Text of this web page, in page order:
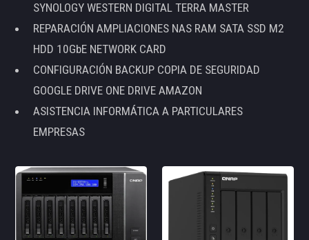
SYNOLOGY WESTERN DIGITAL TERRA MASTER
REPARACIÓN AMPLIACIONES NAS RAM SATA SSD M2
HDD 10GbE NETWORK CARD
CONFIGURACIÓN BACKUP COPIA DE SEGURIDAD
GOOGLE DRIVE ONE DRIVE AMAZON
ASISTENCIA INFORMÁTICA A PARTICULARES
EMPRESAS